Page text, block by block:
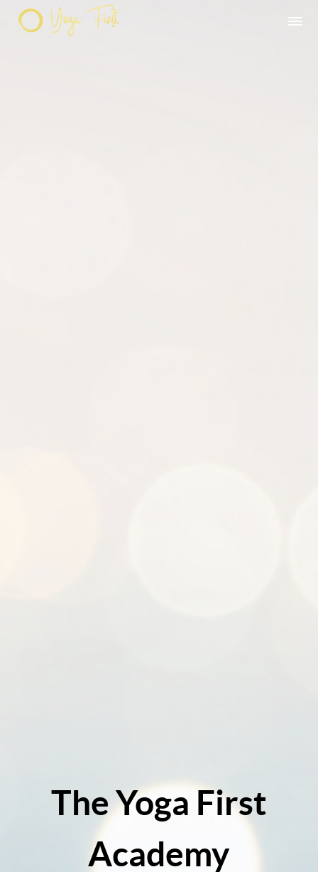
The Yoga First
Academy